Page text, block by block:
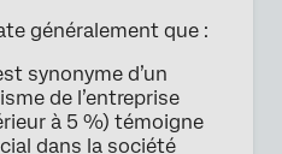
généralement que :
synonyme d’un
de l’entreprise
à 5 %) témoigne
dans la société